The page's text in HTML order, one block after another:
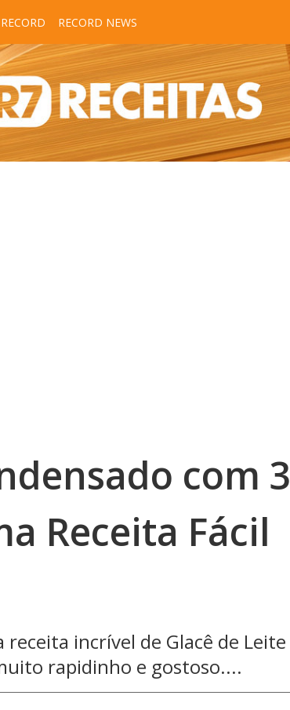
RECORD RECORD NEWS
com 3
Receita Fácil
incrível de Glacê de Leite
rapidinho e gostoso....